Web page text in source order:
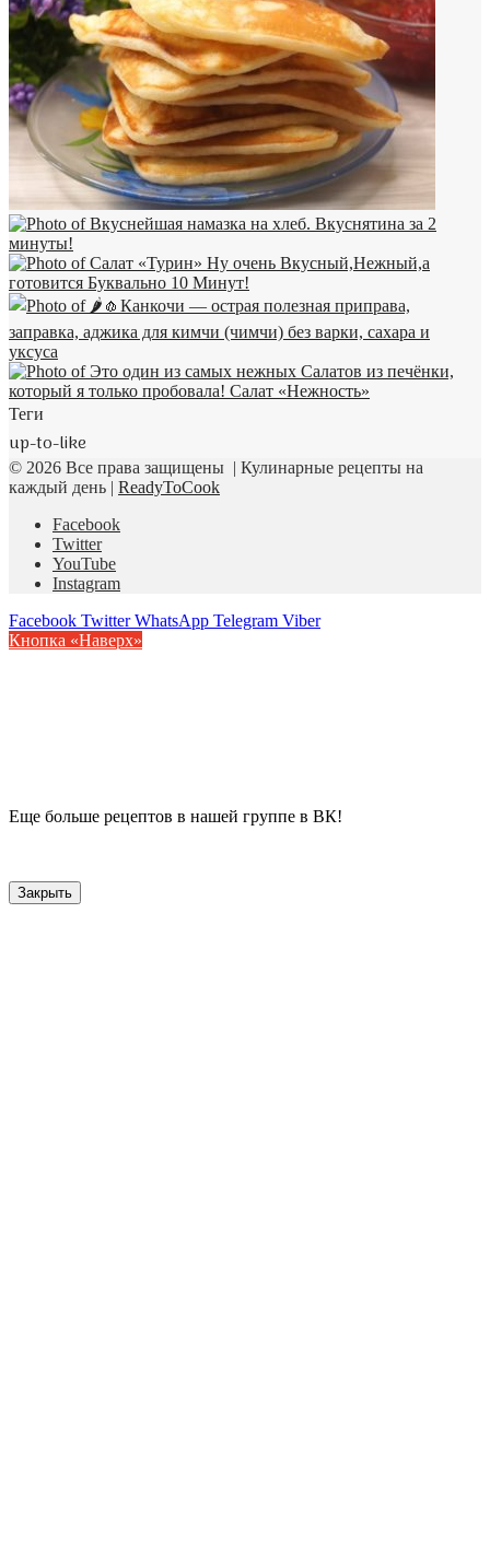
Теги
up-to-like
© 2026 Все права защищены | Кулинарные рецепты на
каждый день | ReadyToCook
Facebook
Twitter
YouTube
Instagram
Facebook Twitter WhatsApp Telegram Viber
Кнопка «Наверх»
Еще больше рецептов в нашей группе в ВК!
Закрыть